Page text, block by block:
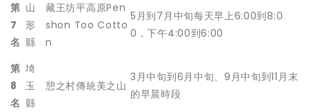
第
7
名
山
形
縣
藏王坊平高原Pen
shon Too Cotto
n
5月到7月中旬每天早上6:00到8:0
0，下午4:00到6:00
第
8
名
埼
玉
縣
憩之村傳統美之山
3月中旬到6月中旬、9月中旬到11月末
的早晨時段